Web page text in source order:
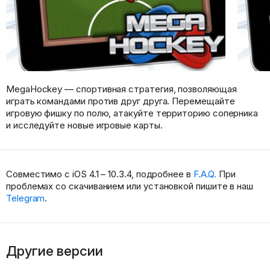
MegaHockey — спортивная стратегия, позволяющая
играть командами против друг друга. Перемещайте
игровую фишку по полю, атакуйте территорию соперника
и исследуйте новые игровые карты.
Совместимо с iOS 4.1 – 10.3.4, подробнее в F.A.Q. При
проблемах со скачиванием или установкой пишите в наш
Telegram.
Другие версии